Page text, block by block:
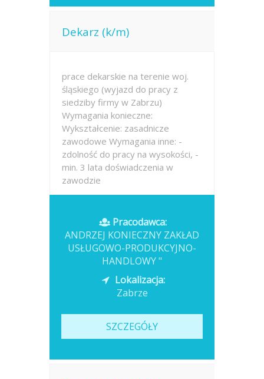
Dekarz (k/m)
prace dekarskie na terenie woj.
śląskiego (wyjazd do pracy z
siedziby firmy w Zabrzu)
Wymagania konieczne:
Wykształcenie: zasadnicze
zawodowe Wymagania inne: -
zdolność do pracy na wysokości, -
min. 3 lata doświadczenia w
zawodzie
Pracodawca:
ANDRZEJ KONIECZNY ZAKŁAD
USŁUGOWO-PRODUKCYJNO-
HANDLOWY "
Lokalizacja:
Zabrze
SZCZEGÓŁY